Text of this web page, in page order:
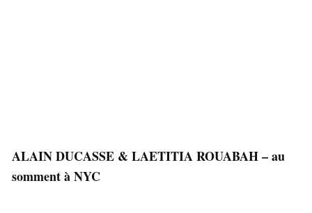
ALAIN DUCASSE & LAETITIA ROUABAH – au
somment à NYC